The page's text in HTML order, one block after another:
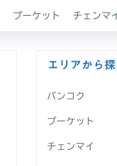
プーケット チェンマ
エリアから探
バンコク
プーケット
チェンマイ